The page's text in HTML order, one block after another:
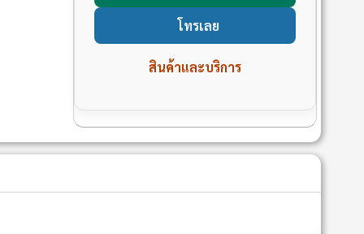
โทรเลย
สินค้าและบริการ